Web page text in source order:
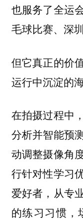
也服务了全运
毛球比赛、深
但它真正的价
运行中沉淀的
在拍摄过程中
分析并智能预
动调整摄像角
行针对性学习
爱好者，从专
的练习习惯，